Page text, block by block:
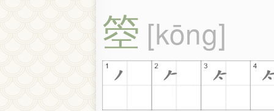
箜 kōng